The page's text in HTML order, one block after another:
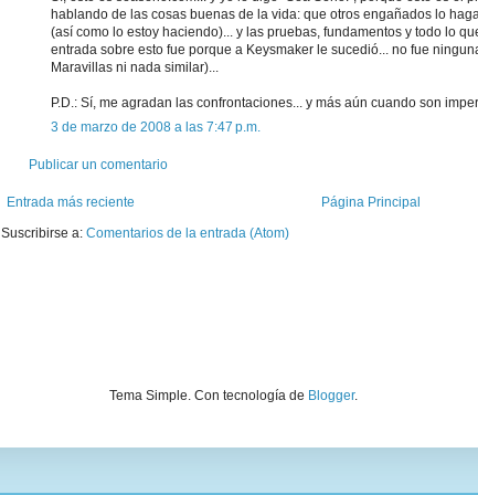
hablando de las cosas buenas de la vida: que otros engañados lo
(así como lo estoy haciendo)... y las pruebas, fundamentos y todo lo
entrada sobre esto fue porque a Keysmaker le sucedió... no fue
Maravillas ni nada similar)...
P.D.: Sí, me agradan las confrontaciones... y más aún cuando son
3 de marzo de 2008 a las 7:47 p.m.
Publicar un comentario
Entrada más reciente
Página Principal
Suscribirse a: Comentarios de la entrada (Atom)
Tema Simple. Con tecnología de Blogger.